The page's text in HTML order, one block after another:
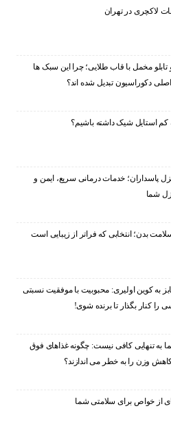
لاکچری در تهران
تابلو مخمل با قاب طلایی؛ چرا این سبک ها
اصلی دکوراسیون تبدیل شده اند؟
کم استایل شیک داشته باشیم؟
پاسداران؛ خدمات درمانی سریع، ایمن و
شما
بدن؛ انتخابی که فراتر از زیبایی است
به کوین اولیری: محبوبیت با موفقیت نسبتی
را کنار بگذار تا برنده شوی!
به تنهایی کافی نیست: چگونه غذاهای فوق
وزن را به خطر می اندازند؟
ای از خواص برای سلامتی شما